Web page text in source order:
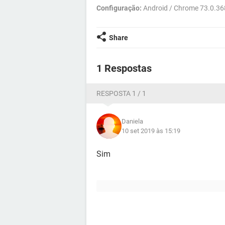
Configuração: Android / Chrome
Share
1 Respostas
RESPOSTA 1 / 1
Daniela
10 set 2019 às 15:19
Sim